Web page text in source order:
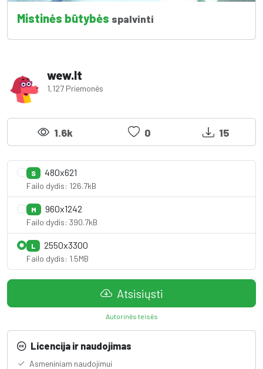
Mistinės būtybės spalvinti
wew.lt
1,127 Priemonės
1.6k 0 15
S 480x621
Failo dydis: 126.7kB
M 960x1242
Failo dydis: 390.7kB
L 2550x3300
Failo dydis: 1.5MB
Atsisiųsti
Autorinės teisės
Licencija ir naudojimas
Asmeniniam naudojimui